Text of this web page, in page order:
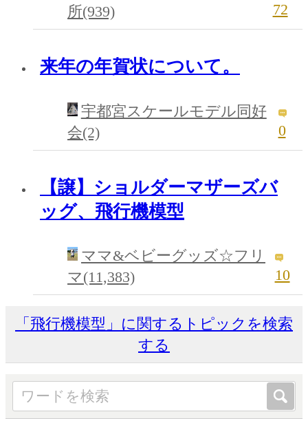
所(939)
72
来年の年賀状について。
宇都宮スケールモデル同好
会(2)
0
【譲】ショルダーマザーズバ
ッグ、飛行機模型
ママ&ベビーグッズ☆フリ
マ(11,383)
10
「飛行機模型」に関するトピックを検索
する